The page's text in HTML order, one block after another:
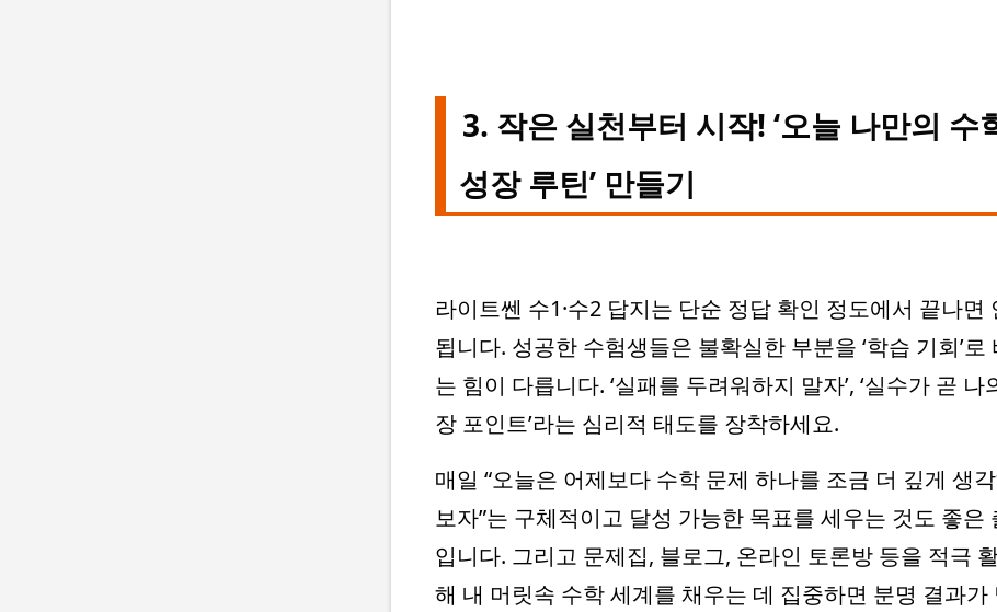
3. 작은 실천부터 시작! ‘오늘 나만의 수
성장 루틴’ 만들기
라이트쎈 수1·수2 답지는 단순 정답 확인 정도에서 끝나면
됩니다. 성공한 수험생들은 불확실한 부분을 ‘학습 기회’로
는 힘이 다릅니다. ‘실패를 두려워하지 말자’, ‘실수가 곧 나
장 포인트’라는 심리적 태도를 장착하세요.
매일 “오늘은 어제보다 수학 문제 하나를 조금 더 깊게 생
보자”는 구체적이고 달성 가능한 목표를 세우는 것도 좋은
입니다. 그리고 문제집, 블로그, 온라인 토론방 등을 적극
해 내 머릿속 수학 세계를 채우는 데 집중하면 분명 결과가